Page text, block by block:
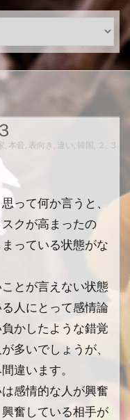
, 本音, 表向き , 違い, 韓国 , ２ , ３
って何か言うと、
クが高まったの
っている状態がな
とが言えない状態
人にとって感情論
かしたような錯覚
多いでしょうが、
違います。
感情的な人が興奮
奮している相手が